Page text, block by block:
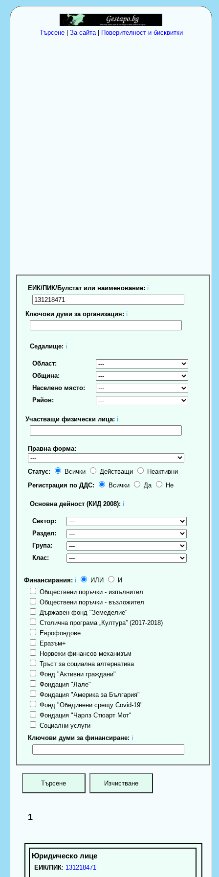
Търсене| За сайта| Поверителност и бисквитки
ЕИК/ПИК/Булстат или наименование: ℹ
Ключови думи за организация: ℹ
Седалище: ℹ
Област:
Община:
Населено място:
Район:
Участващи физически лица: ℹ
Правна форма:
Статус: Всички Действащи
Неактивни
Регистрация по ДДС:
Всички Да Не
Основна дейност (КИД 2008): ℹ
Сектор:
Раздел:
Група:
Клас:
Финансирания: ℹ ИЛИ
И
Обществени поръчки - изпълнител
Обществени поръчки - възложител
Държавен фонд "Земеделие"
Столична програма „Култура” (2017-2018)
Еврофондове
Еразъм+
Норвежи финансов механизъм
Тръст за социална алтернатива
Фонд "Активни граждани"
Фондация "Лале"
Фондация "Америка за България"
Фонд "Обединени срещу Covid-19"
Фондация "Чарлз Стюарт Мот"
Социални услуги
Ключови думи за финансиране: ℹ
1
ЕИК/ПИК: 131218471